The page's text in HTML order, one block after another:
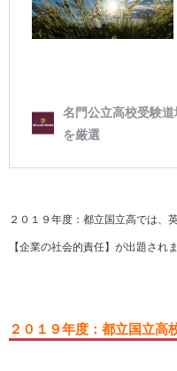
２０１９年度：都立国立高では、
【企業の社会的責任】が出題されま
２０１９年度：都立国立